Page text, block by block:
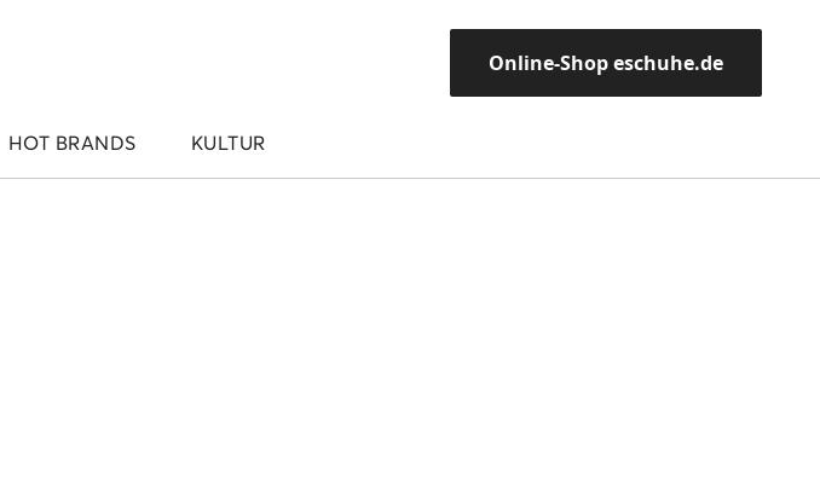
Online-Shop eschuhe.de
HOT BRANDS KULTUR